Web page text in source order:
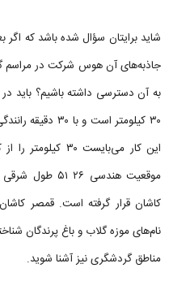
شاید برایتان سؤال شده باشد که
جاذبه‌های آن هوس شرکت در مراسم
به آن دسترسی داشته باشیم؟ باید در
۳۰ کیلومتر است
این کار می‌بایست
کاشان قرار گرفته است. قمصر
نام‌های موزه گلاب و باغ پرندگان
مناطق گردشگری نیز آشنا شوید.